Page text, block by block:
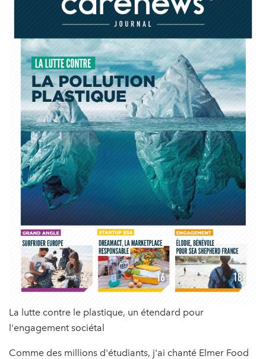
La lutte contre le plastique, un étendard pour
l'engagement sociétal
Comme des millions d'étudiants, j'ai chanté Elmer Food